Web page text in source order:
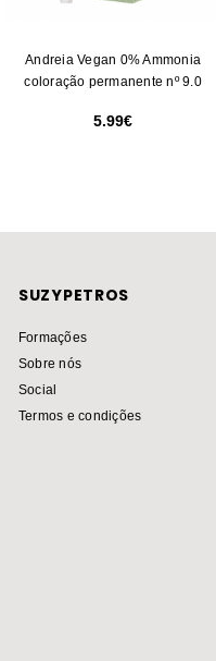
Andreia Vegan 0% Ammonia
coloração permanente nº 9.0
5.99
SUZYPETROS
Formações
Sobre nós
Social
Termos e condições